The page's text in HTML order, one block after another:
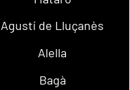
Agustí de Lluçanès
Alella
Bagà